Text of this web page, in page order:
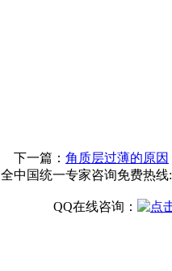
下一篇： 角质层过薄的原因
全中国统一专家咨询免费热线:
QQ在线咨询：